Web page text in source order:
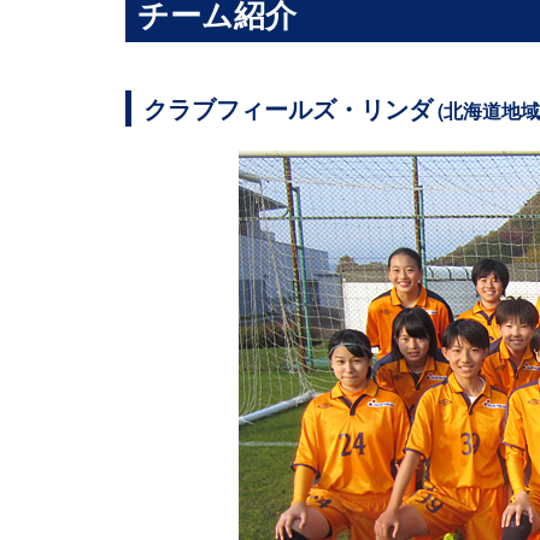
チーム紹介
クラブフィールズ・リンダ(北海道地